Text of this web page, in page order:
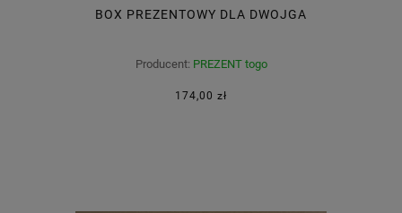
BOX PREZENTOWY DLA DWOJGA
Producent: PREZENT togo
174,00 zł